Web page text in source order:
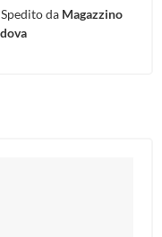
Spedito da Magazzino